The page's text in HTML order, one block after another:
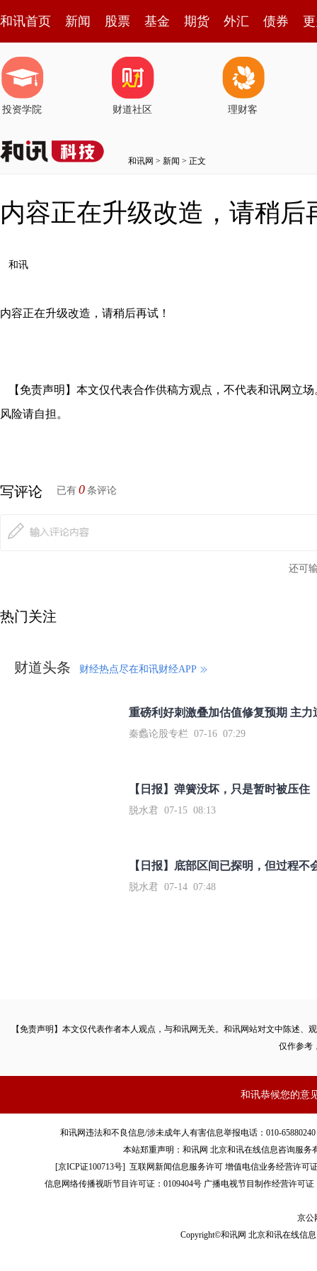
和讯首页 新闻 股票 基金 期货 外汇 债券
投资学院 财道社区 理财客
和讯网 > 新闻 > 正文
内容正在升级改造，请稍后
和讯
内容正在升级改造，请稍后再试！
【免责声明】本文仅代表合作供稿方观点，不代表和讯网立
风险请自担。
写评论 已有 0 条评论
还可
热门关注
财道头条 财经热点尽在和讯财经APP
秦蠡论股专栏 07-16 07:29
【日报】弹簧没坏，只是暂时被压住
脱水君 07-15 08:13
【日报】底部区间已探明，但过程不
脱水君 07-14 07:48
【免责声明】本文仅代表作者本人观点，与和讯网无关。和讯网站对文中陈述
仅作参考
和讯恭候您的意
和讯网违法和不良信息/涉未成年人有害信息举报电话：010-
本站郑重声明：和讯网 北京和讯在线信息咨询服
[京ICP证100713号]互联网新闻信息服务许可 增值电信业务经营许可
信息网络传播视听节目许可证：0109404号 广播电视节目制作经营许可证
京公
Copyright©和讯网 北京和讯在线信